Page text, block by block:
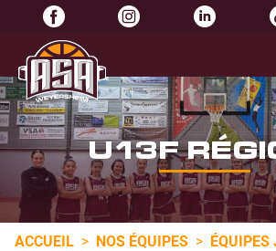
U13F
ACCUEIL > NOS ÉQUIPES > ÉQUIPES